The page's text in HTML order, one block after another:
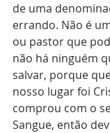
de uma
errando. Não é
ou pastor que
não há ninguém
salvar, porque
nosso lugar foi
comprou com o
Sangue, então